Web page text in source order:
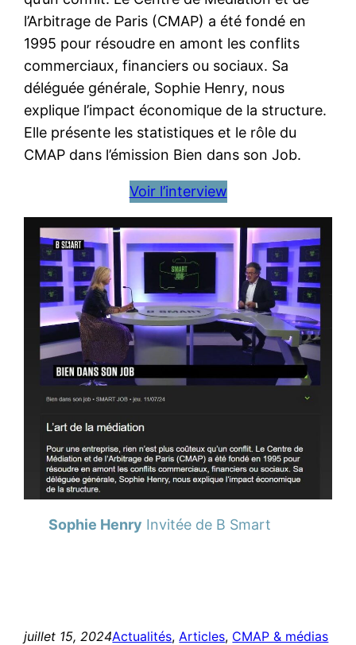
l’Arbitrage de Paris (CMAP) a été fondé en
1995 pour résoudre en amont les conflits
commerciaux, financiers ou sociaux. Sa
déléguée générale, Sophie Henry, nous
explique l’impact économique de la structure.
Elle présente les statistiques et le rôle du
CMAP dans l’émission Bien dans son Job.
Voir l’interview
Sophie Henry Invitée de B Smart
juillet 15, 2024Actualités, Articles, CMAP & médias